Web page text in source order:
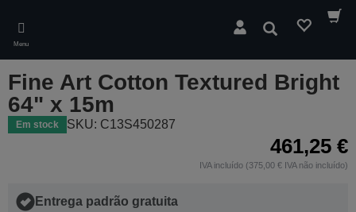
main
content
Menu
Pesquisar
Fine Art Cotton Textured Bright
64" x 15m
Em stock SKU: C13S450287
461,25 €
IVA incluído (375,00 € IVA não incluído)
Entrega padrão gratuita